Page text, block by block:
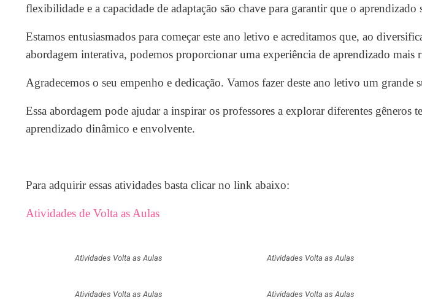
flexibilidade e a capacidade de adaptação são chave para garantir que o aprendizado
Estamos entusiasmados para começar este ano letivo e acreditamos que, ao
abordagem interativa, podemos proporcionar uma experiência de aprendizado mais
Agradecemos o seu empenho e dedicação. Vamos fazer deste ano letivo um grande
Essa abordagem pode ajudar a inspirar os professores a explorar diferentes gêneros
aprendizado dinâmico e envolvente.
Para adquirir essas atividades basta clicar no link abaixo:
Atividades de Volta as Aulas
Atividades Volta as Aulas Atividades Volta as Aulas
Atividades Volta as Aulas Atividades Volta as Aulas